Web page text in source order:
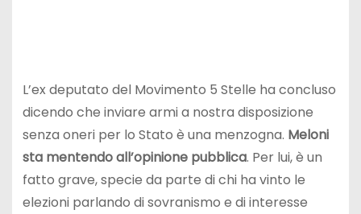
L’ex deputato del Movimento 5 Stelle ha concluso
dicendo che inviare armi a nostra disposizione
senza oneri per lo Stato è una menzogna. Meloni
sta mentendo all’opinione pubblica. Per lui, è un
fatto grave, specie da parte di chi ha vinto le
elezioni parlando di sovranismo e di interesse